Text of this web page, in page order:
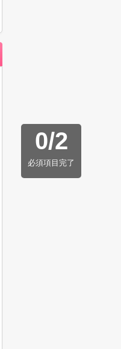
0/2
必須項目完了